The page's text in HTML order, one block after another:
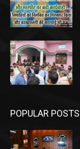
POPULAR POSTS